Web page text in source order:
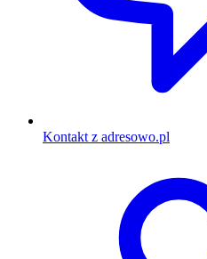
Kontakt z adresowo.pl